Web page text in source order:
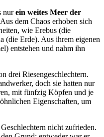
nurein weites Meer der
Aus dem Chaos erhoben sich
wie Erebus (die
(die Erde). Aus ihrem eigenen
entstehen und nahm ihn
drei Riesengeschlechtern.
doch sie hatten nur
mit fünfzig Köpfen und je
Eigenschaften, um
nicht zufrieden.